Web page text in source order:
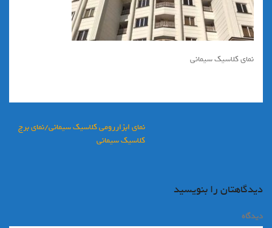
نماي كلاسيك سيماني
نماي ابزاررومي كلاسيك سيماني/نماي برج
كلاسيك سيماني
دیدگاهتان را بنویسید
دیدگاه